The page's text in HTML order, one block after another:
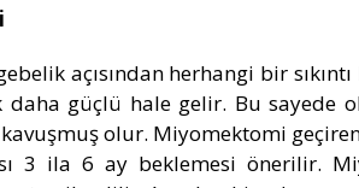
açısından herhangi bir
daha güçlü hale gelir. Bu sayede
olur. Miyomektomi
3 ila 6 ay beklemesi önerilir.